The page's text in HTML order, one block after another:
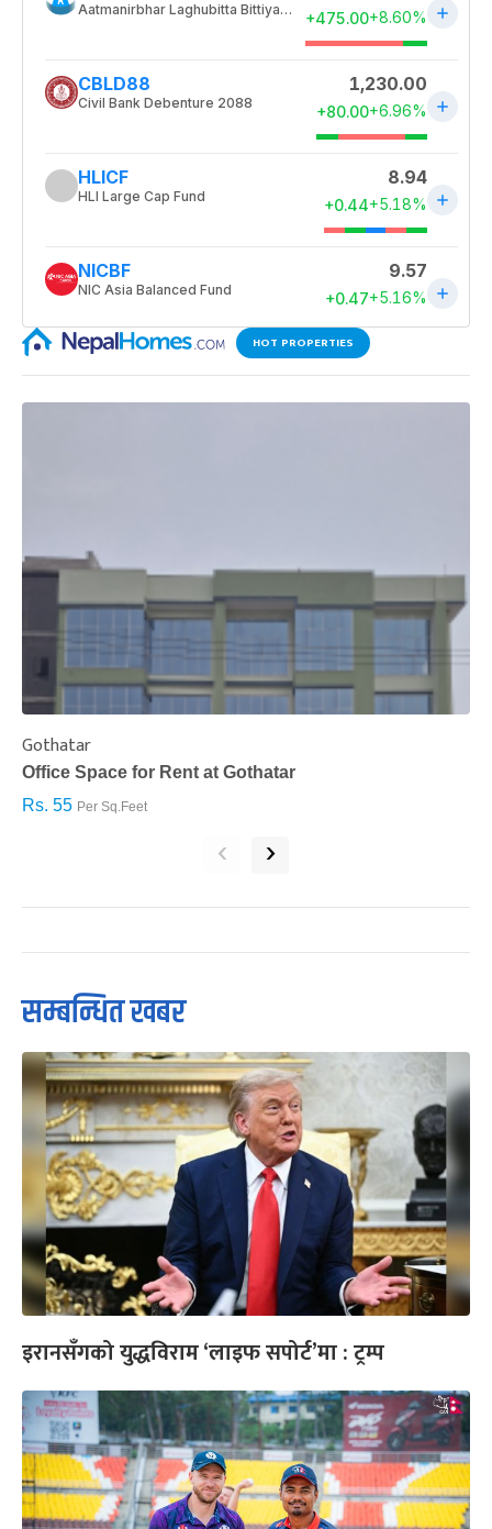
HOT PROPERTIES
Gothatar
Office Space for Rent at Gothatar
Rs. 55 Per Sq.Feet
‹ ›
सम्बन्धित खबर
इरानसँगको युद्धविराम ‘लाइफ सपोर्ट’मा : ट्रम्प